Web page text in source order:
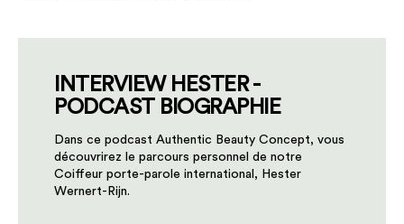
INTERVIEW HESTER -
PODCAST BIOGRAPHIE
Dans ce podcast Authentic Beauty Concept, vous
découvrirez le parcours personnel de notre
Coiffeur porte-parole international, Hester
Wernert-Rijn.